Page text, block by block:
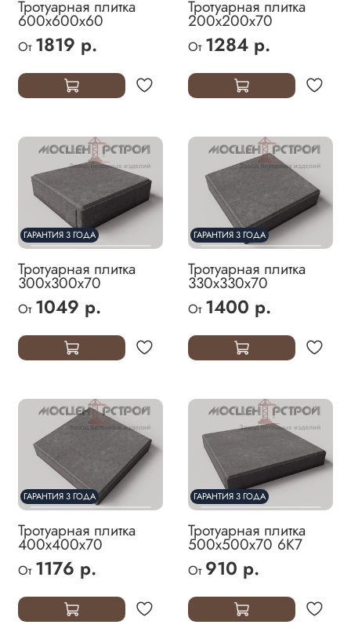
Тротуарная плитка
600х600х60
От 1819 р.
Тротуарная плитка
200х200х70
От 1284 р.
ГАРАНТИЯ 3 ГОДА
Тротуарная плитка
300х300х70
От 1049 р.
ГАРАНТИЯ 3 ГОДА
Тротуарная плитка
330х330х70
От 1400 р.
ГАРАНТИЯ 3 ГОДА
Тротуарная плитка
400х400х70
От 1176 р.
ГАРАНТИЯ 3 ГОДА
Тротуарная плитка
500х500х70 6К7
От 910 р.